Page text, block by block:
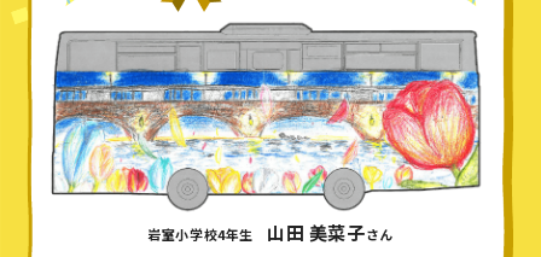
岩室小学校4年生 山田 美菜子さん